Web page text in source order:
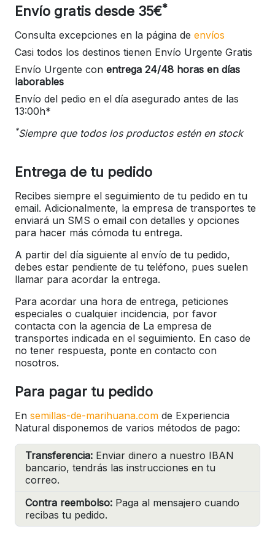
Envío gratis desde 35€*
Consulta excepciones en la página de envíos
Casi todos los destinos tienen Envío Urgente Gratis
Envío Urgente con entrega 24/48 horas en días
laborables
Envío del pedio en el día asegurado antes de las
13:00h*
*Siempre que todos los productos estén en stock
Entrega de tu pedido
Recibes siempre el seguimiento de tu pedido en tu
email. Adicionalmente, la empresa de transportes te
enviará un SMS o email con detalles y opciones
para hacer más cómoda tu entrega.
A partir del día siguiente al envío de tu pedido,
debes estar pendiente de tu teléfono, pues suelen
llamar para acordar la entrega.
Para acordar una hora de entrega, peticiones
especiales o cualquier incidencia, por favor
contacta con la agencia de La empresa de
transportes indicada en el seguimiento. En caso de
no tener respuesta, ponte en contacto con
nosotros.
Para pagar tu pedido
En semillas-de-marihuana.com de Experiencia
Natural disponemos de varios métodos de pago:
Transferencia: Enviar dinero a nuestro IBAN
bancario, tendrás las instrucciones en tu
correo.
Contra reembolso: Paga al mensajero cuando
recibas tu pedido.